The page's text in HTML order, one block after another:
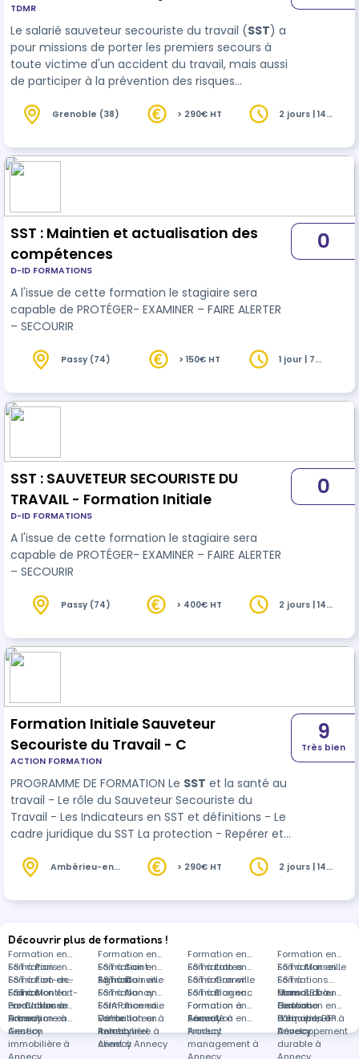
TDMR
Le salarié sauveteur secouriste du travail (SST) a
pour missions de porter les premiers secours à
toute victime d'un accident du travail, mais aussi
de participer à la prévention des risques
doit acquérir des compétences spécifiques dans
Grenoble (38) > 290€ HT
2 jours | 14
SST : Maintien et actualisation des
compétences
D-ID FORMATIONS
A l'issue de cette formation le stagiaire sera
capable de PROTÉGER- EXAMINER – FAIRE ALERTER
– SECOURIR
0
Passy (74) > 150€ HT
1 jour | 7
SST : SAUVETEUR SECOURISTE DU
TRAVAIL - Formation Initiale
D-ID FORMATIONS
A l'issue de cette formation le stagiaire sera
capable de PROTÉGER- EXAMINER – FAIRE ALERTER
– SECOURIR
0
Passy (74) > 400€ HT
2 jours | 14
Formation Initiale Sauveteur
Secouriste du Travail - C
ACTION FORMATION
PROGRAMME DE FORMATION Le SST et la santé au
travail - Le rôle du Sauveteur Secouriste du
Travail - Les Indicateurs en SST et définitions - Le
cadre juridique du SST La protection - Repérer et
d’urgence - L’alerte aux populations - Les ca…
9
Très bien
Ambérieu-en-
> 290€ HT
2 jours | 14
Découvrir plus de formations !
Formation en
SST à Paris
Formation en
SST à Saint-
Agnant
Formation en
SST à Lattes
Formation en
SST à Marseille
Formation en
SST à Fort-de-
France
Formation en
SST à Dainville
Formation en
SST à Granville
Formation en
SST à
Mamoudzou
Formation en
SST à Montfort-
en-Chalosse
Formation en
SST à Nancy
Formation en
SST à Blagnac
Formations
dans SST à
distance
Formation en
Production à
Annecy
Formation en
SSIAP Incendie
Défibrillateur à
Annecy
Formation en
Formation à
Annecy
Formation en
Gestion
d'équipes à
Annecy
Formation en
Urbanisme à
Annecy
Formation en
Vente
immobilière à
Annecy
Formation en
Sécurité à
Annecy
Formation en
Bâtiment, BTP à
Annecy
Formation en
Gestion
immobilière à
Formation en
Relationnel
client à Annecy
Formation en
Product
management à
Formation en
Développement
durable à